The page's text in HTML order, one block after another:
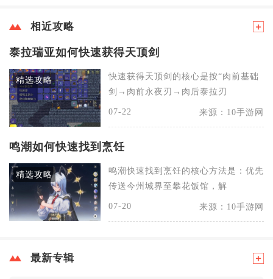
相近攻略
泰拉瑞亚如何快速获得天顶剑
精选攻略
快速获得天顶剑的核心是按“肉前基础
剑→肉前永夜刃→肉后泰拉刃
07-22 来源：10手游网
鸣潮如何快速找到烹饪
精选攻略
鸣潮快速找到烹饪的核心方法是：优先
传送今州城界至攀花饭馆，解
07-20 来源：10手游网
最新专辑